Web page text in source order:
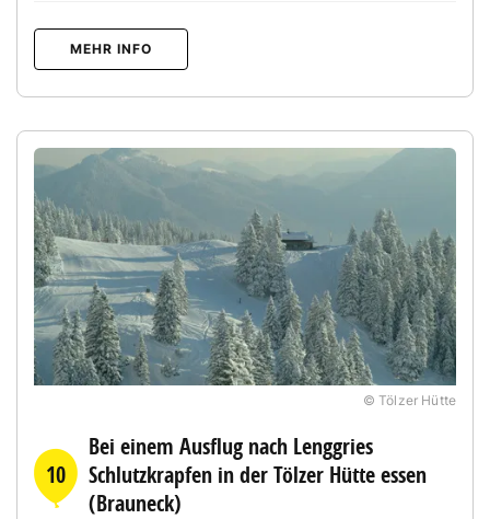
MEHR INFO
© Tölzer Hütte
10
Bei einem Ausflug nach Lenggries
Schlutzkrapfen in der Tölzer Hütte essen
(Brauneck)